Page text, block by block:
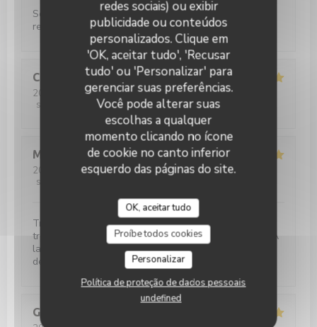
redes sociais) ou exibir
publicidade ou conteúdos
personalizados. Clique em
'OK, aceitar tudo', 'Recusar
tudo' ou 'Personalizar' para
gerenciar suas preferências.
Você pode alterar suas
escolhas a qualquer
momento clicando no ícone
de cookie no canto inferior
esquerdo das páginas do site.
OK, aceitar tudo
Proíbe todos cookies
Personalizar
Política de proteção de dados pessoais
undefined
Service très agréable et plats très bons !! nous
recommandons
Caroline
P
2026-03-28- 20:00 - guests 4
service
ambience:4/5 menu: 4/5 quality_price
Matilde
2026-03-27- 21:15 - guests 9
service
Très bon restaurant, propre et convivial. Nous avons
très bien mangé. Le personnel est très sympathique. À
la carte pizza, plat typique du nord, salades, délicieux
desserts. Nous recommandons !
Gauthier